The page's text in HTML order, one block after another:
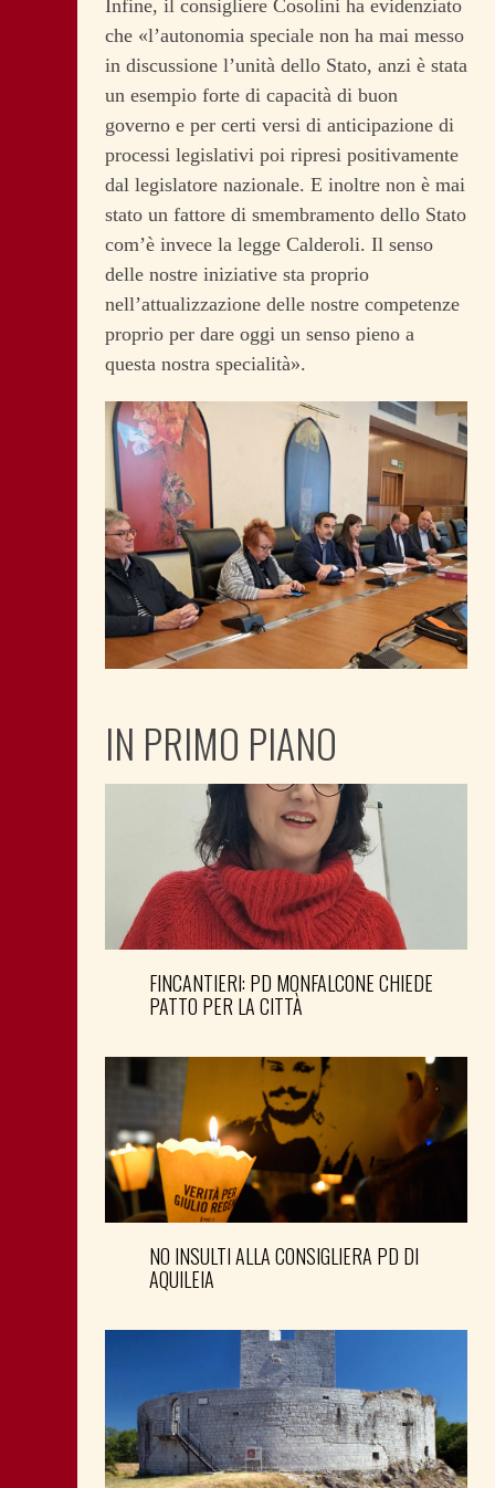
Infine, il consigliere Cosolini ha evidenziato
che «l’autonomia speciale non ha mai messo
in discussione l’unità dello Stato, anzi è stata
un esempio forte di capacità di buon
governo e per certi versi di anticipazione di
processi legislativi poi ripresi positivamente
dal legislatore nazionale. E inoltre non è mai
stato un fattore di smembramento dello Stato
com’è invece la legge Calderoli. Il senso
delle nostre iniziative sta proprio
nell’attualizzazione delle nostre competenze
proprio per dare oggi un senso pieno a
questa nostra specialità».
IN PRIMO PIANO
FINCANTIERI: PD MONFALCONE CHIEDE
PATTO PER LA CITTÀ
NO INSULTI ALLA CONSIGLIERA PD DI
AQUILEIA